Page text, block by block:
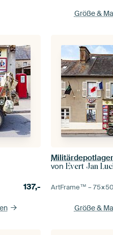
Größe &
137,-
vonEvert Jan
ArtFrame™ –
Größe &